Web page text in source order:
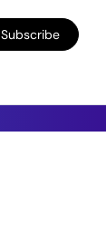
Subscribe